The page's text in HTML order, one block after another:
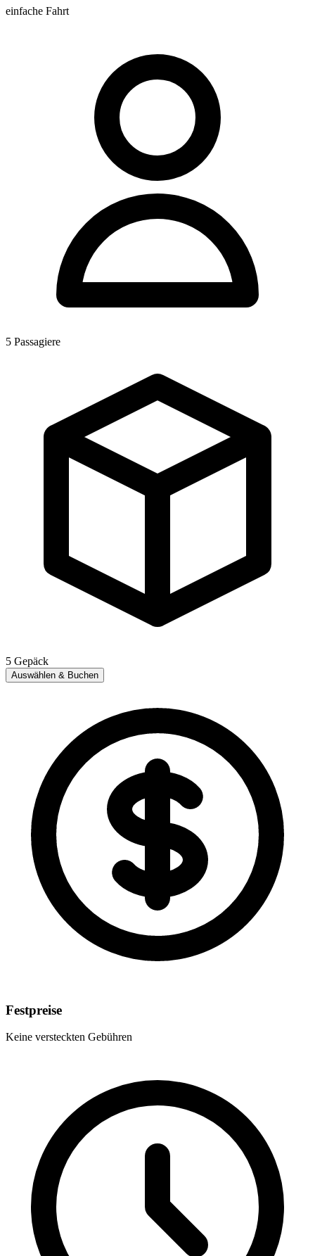
einfache Fahrt
5 Passagiere
5 Gepäck
Auswählen & Buchen
Festpreise
Keine versteckten Gebühren